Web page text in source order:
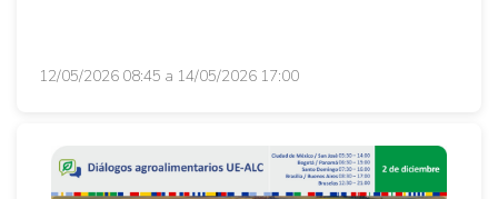
12/05/2026 08:45 a 14/05/2026 17:00